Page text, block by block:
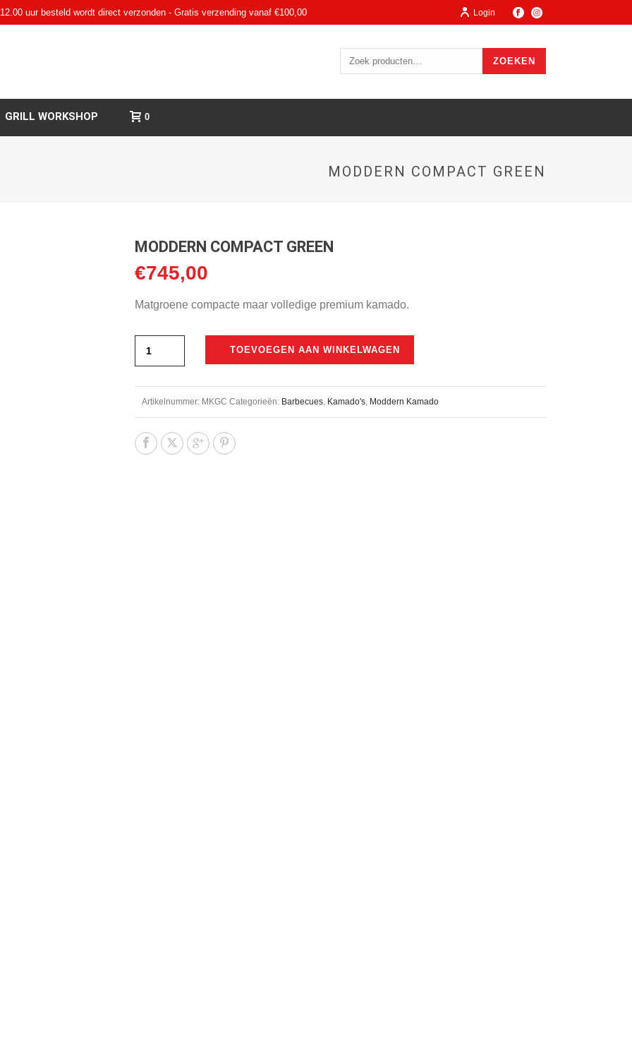
uur besteld wordt direct verzonden - Gratis verzending vanaf €100,00 Login
ZOEKEN
GRILL WORKSHOP 0
MODDERN COMPACT GREEN
MODDERN COMPACT GREEN
€745,00
Matgroene compacte maar volledige premium kamado.
TOEVOEGEN AAN WINKELWAGEN
Artikelnummer: MKGC Categorieën: Barbecues, Kamado's, Moddern Kamado